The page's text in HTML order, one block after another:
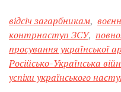
відсіч загарбникам,
контрнаступ ЗСУ,
просування української
Російсько-Українська
успіхи українського